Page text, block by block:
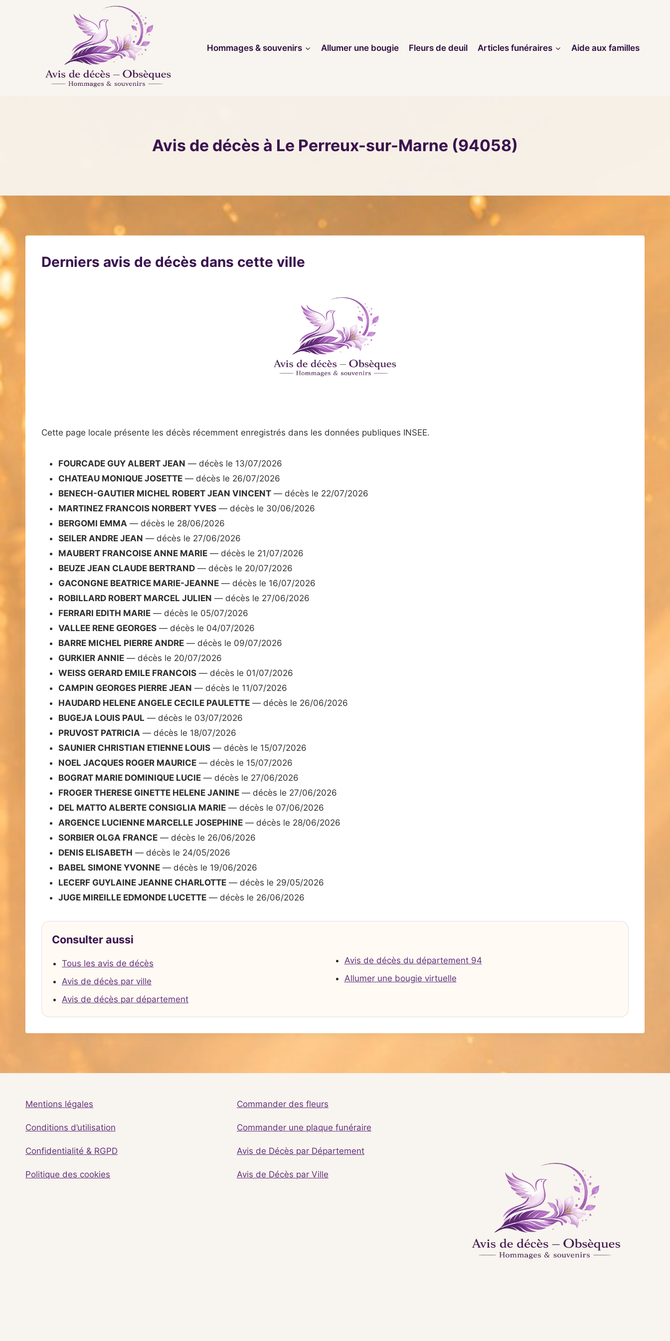
Hommages & souvenirs
Allumer une bougie Fleurs de deuil Articles funéraires Aide aux familles
Avis de décès à Le Perreux-sur-Marne (94058)
Derniers avis de décès dans cette ville
Cette page locale présente les décès récemment enregistrés dans les données publiques INSEE.
FOURCADE GUY ALBERT JEAN — décès le 13/07/2026
CHATEAU MONIQUE JOSETTE — décès le 26/07/2026
BENECH-GAUTIER MICHEL ROBERT JEAN VINCENT — décès le 22/07/2026
MARTINEZ FRANCOIS NORBERT YVES — décès le 30/06/2026
BERGOMI EMMA — décès le 28/06/2026
SEILER ANDRE JEAN — décès le 27/06/2026
MAUBERT FRANCOISE ANNE MARIE — décès le 21/07/2026
BEUZE JEAN CLAUDE BERTRAND — décès le 20/07/2026
GACONGNE BEATRICE MARIE-JEANNE — décès le 16/07/2026
ROBILLARD ROBERT MARCEL JULIEN — décès le 27/06/2026
FERRARI EDITH MARIE — décès le 05/07/2026
VALLEE RENE GEORGES — décès le 04/07/2026
BARRE MICHEL PIERRE ANDRE — décès le 09/07/2026
GURKIER ANNIE — décès le 20/07/2026
WEISS GERARD EMILE FRANCOIS — décès le 01/07/2026
CAMPIN GEORGES PIERRE JEAN — décès le 11/07/2026
HAUDARD HELENE ANGELE CECILE PAULETTE — décès le 26/06/2026
BUGEJA LOUIS PAUL — décès le 03/07/2026
PRUVOST PATRICIA — décès le 18/07/2026
SAUNIER CHRISTIAN ETIENNE LOUIS — décès le 15/07/2026
NOEL JACQUES ROGER MAURICE — décès le 15/07/2026
BOGRAT MARIE DOMINIQUE LUCIE — décès le 27/06/2026
FROGER THERESE GINETTE HELENE JANINE — décès le 27/06/2026
DEL MATTO ALBERTE CONSIGLIA MARIE — décès le 07/06/2026
ARGENCE LUCIENNE MARCELLE JOSEPHINE — décès le 28/06/2026
SORBIER OLGA FRANCE — décès le 26/06/2026
DENIS ELISABETH — décès le 24/05/2026
BABEL SIMONE YVONNE — décès le 19/06/2026
LECERF GUYLAINE JEANNE CHARLOTTE — décès le 29/05/2026
JUGE MIREILLE EDMONDE LUCETTE — décès le 26/06/2026
Consulter aussi
Tous les avis de décès
Avis de décès par ville
Avis de décès par département
Avis de décès du département 94
Allumer une bougie virtuelle
Mentions légales
Conditions d’utilisation
Confidentialité & RGPD
Politique des cookies
Commander des fleurs
Commander une plaque funéraire
Avis de Décès par Département
Avis de Décès par Ville